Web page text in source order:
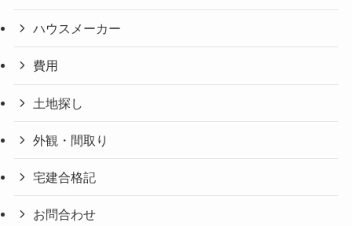
ハウスメーカー
費用
土地探し
外観・間取り
宅建合格記
お問合わせ